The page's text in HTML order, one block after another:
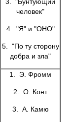
человек"
4. "Я" и "ОНО"
5. "По ту сторону
добра и зла"
1. Э. Фромм
2. О. Конт
3. А. Камю